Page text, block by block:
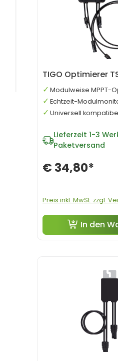
TIGO Optimierer
Lieferzeit 1-3
Paketversand
€ 34,80*
Preis inkl. MwSt. zzgl.
Modulweise MPPT-
Echtzeit-
Universell
In den